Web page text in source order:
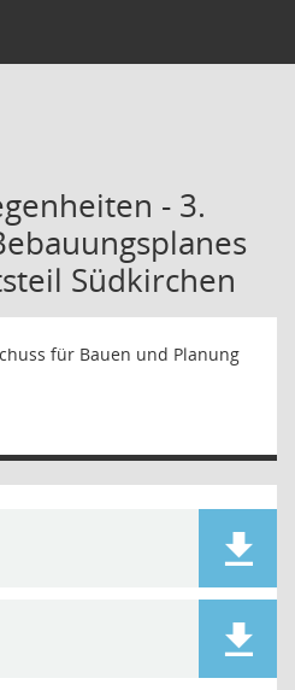
- 3.
Südkirchen
für Bauen und Planung